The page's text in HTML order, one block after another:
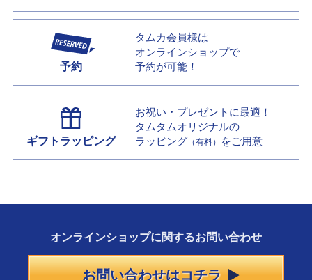
予約
タムカ会員様は
オンラインショップで
予約が可能！
ギフトラッピング
お祝い・プレゼントに最適！
タムタムオリジナルの
ラッピング （有料） をご用意
オンラインショップに関するお問い合わせ
お問い合わせはコチラ